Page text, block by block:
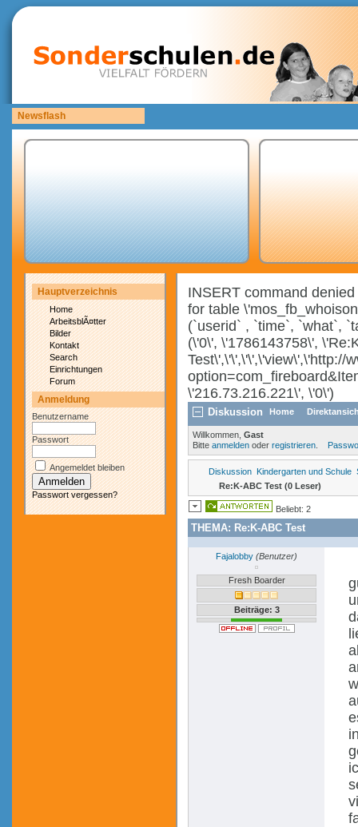
Newsflash
Bitte laden Sie eigene copyrightfreie Unterrichtsmaterialien hoch.
Hauptverzeichnis
Home
ArbeitsblÃ¤tter
Bilder
Kontakt
Search
Einrichtungen
Forum
Anmeldung
Benutzername
Passwort
Angemeldet bleiben
Passwort vergessen?
INSERT command
for table
(`userid` , `time`, `what`,
(\'0\', \'1786143758\',
Test\',\'\',\'\',\'view\',\'http://
\'216.73.216.221\', \'0\')
Diskussion Home
Willkommen, Gast
Bitte anmelden oder registrieren
Diskussion Kindergarten und Schule
Re:K-ABC Test (0 Leser)
Beliebt: 2
THEMA: Re:K-ABC Test
Fajalobby (Benutzer)
Fresh Boarder
Beiträge: 3